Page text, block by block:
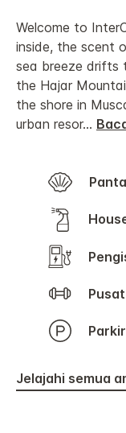
Welcome to
inside, the scent
sea breeze drifts
the Hajar
the shore in
urban resor...
Jelajahi semua